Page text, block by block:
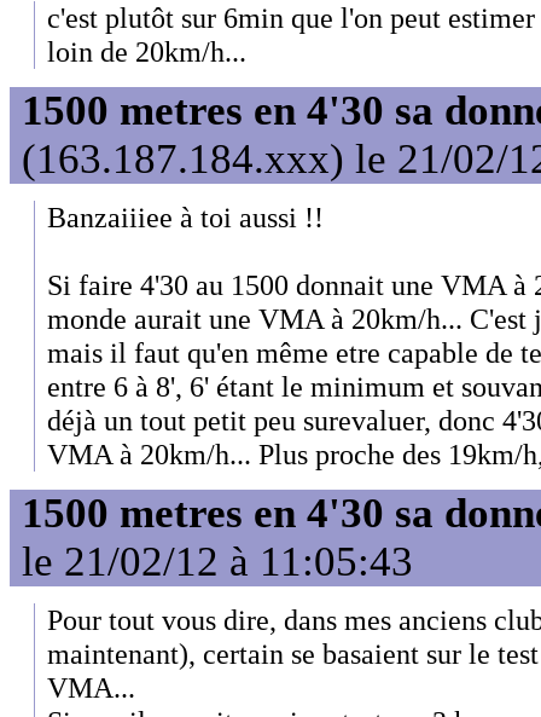
c'est plutôt sur 6min que l'on peut
loin de 20km/h...
1500 metres en 4'30 sa
(163.187.184.xxx) le 21/02/
Banzaiiiee à toi aussi !!
Si faire 4'30 au 1500 donnait une VMA à
monde aurait une VMA à 20km/h... C'est
mais il faut qu'en même etre capable de
entre 6 à 8', 6' étant le minimum et
déjà un tout petit peu surevaluer, donc
VMA à 20km/h... Plus proche des 19km/
1500 metres en 4'30 sa
le 21/02/12 à 11:05:43
Pour tout vous dire, dans mes anciens
maintenant), certain se basaient sur le
VMA...